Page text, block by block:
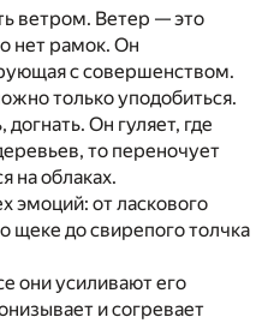
ветром. Ветер — это
нет рамок. Он
с совершенством.
только уподобиться.
догнать. Он гуляет, где
то переночует
на облаках.
эмоций: от ласкового
щеке до свирепого толчка
они усиливают его
и согревает